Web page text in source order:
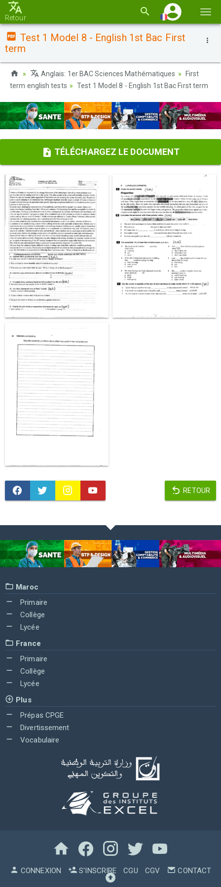
la
Retour
Test 1 Model 8 - English 1st Bac First
term
Anglais: 1er BAC Sciences Mathématiques
First
term english tests
Test 1 Model 8 - English 1st Bac First term
TÉLÉCHARGEZ LE DOCUMENT
RETOUR
Maroc
Primaire
Collège
Lycée
France
Primaire
Collège
Lycée
Plus
Prépas CPGE
Divertissement
Vocabulaire
CONNEXION S'INSCRIRE CGU CGV CONTACT